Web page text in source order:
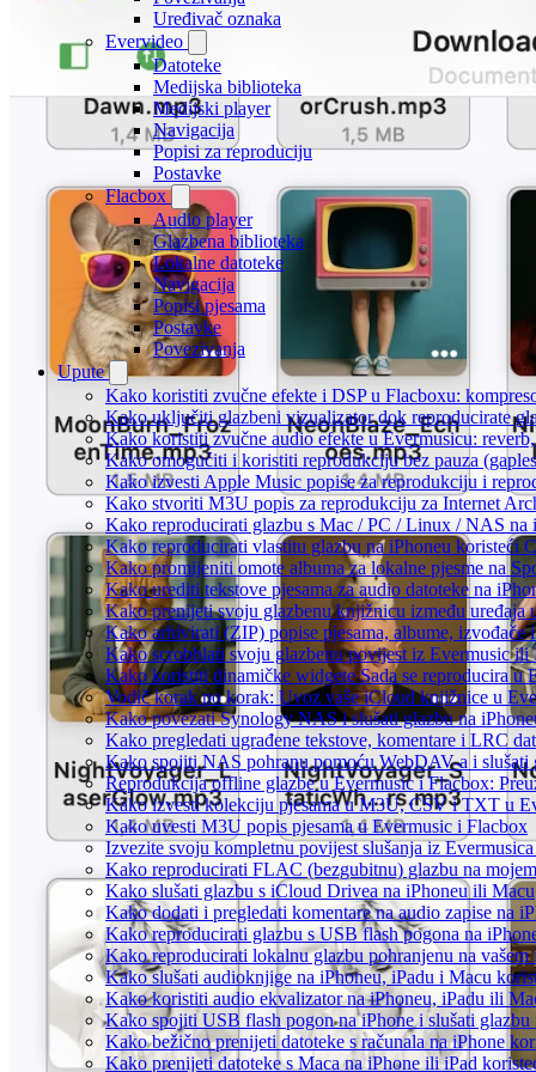
Uređivač oznaka
Evervideo
Datoteke
Medijska biblioteka
Medijski player
Navigacija
Popisi za reproduciju
Postavke
Flacbox
Audio player
Glazbena biblioteka
Lokalne datoteke
Navigacija
Popisi pjesama
Postavke
Povezivanja
Upute
Kako koristiti zvučne efekte i DSP u Flacboxu:
Kako uključiti glazbeni vizualizator dok reproducirate
Kako koristiti zvučne audio efekte u Evermusicu:
Kako omogućiti i koristiti reprodukciju bez pauza
Kako izvesti Apple Music popise za reprodukciju i
Kako stvoriti M3U popis za reprodukciju za Internet
Kako reproducirati glazbu s Mac / PC / Linux / NAS
Kako reproducirati vlastitu glazbu na iPhoneu koristeći
Kako promijeniti omote albuma za lokalne pjesme na
Kako urediti tekstove pjesama za audio datoteke na
Kako prenijeti svoju glazbenu knjižnicu između uređaja
Kako arhivirati (ZIP) popise pjesama, albume,
Kako scrobblati svoju glazbenu povijest iz Evermusic ili
Kako koristiti dinamičke widgete Sada se reproducira u
Vodič korak po korak: Uvoz vaše iCloud knjižnice u
Kako povezati Synology NAS i slušati glazbu na
Kako pregledati ugrađene tekstove, komentare i LRC
Kako spojiti NAS pohranu pomoću WebDAV-a i slušati
Reprodukcija offline glazbe u Evermusic i Flacbox:
Kako izvesti kolekciju pjesama u M3U, CSV i TXT u
Kako uvesti M3U popis pjesama u Evermusic i Flacbox
Izvezite svoju kompletnu povijest slušanja iz
Kako reproducirati FLAC (bezgubitnu) glazbu na
Kako slušati glazbu s iCloud Drivea na iPhoneu ili Macu
Kako dodati i pregledati komentare na audio zapise na
Kako reproducirati glazbu s USB flash pogona na
Kako reproducirati lokalnu glazbu pohranjenu na
Kako slušati audioknjige na iPhoneu, iPadu i Macu
Kako koristiti audio ekvalizator na iPhoneu, iPadu ili
Kako spojiti USB flash pogon na iPhone i slušati
Kako bežično prenijeti datoteke s računala na iPhone
Kako prenijeti datoteke s Maca na iPhone ili iPad